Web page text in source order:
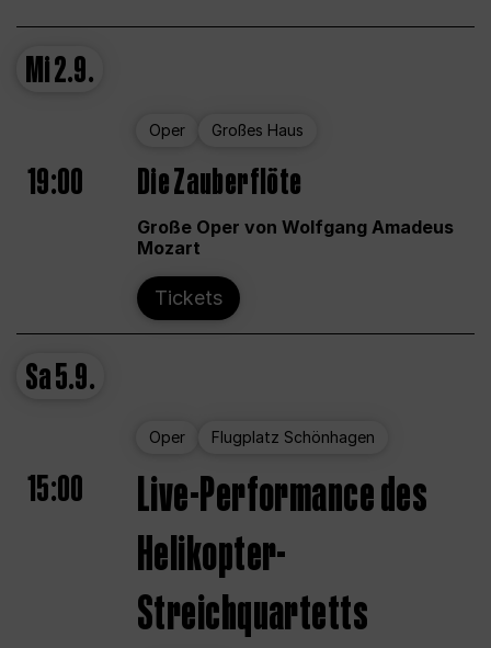
Mi2.9.
Oper Großes Haus
19:00 Die Zauberflöte
Große Oper von Wolfgang Amadeus
Mozart
Tickets
Sa5.9.
Oper Flugplatz Schönhagen
15:00
Live-Performance des
Helikopter-
Streichquartetts